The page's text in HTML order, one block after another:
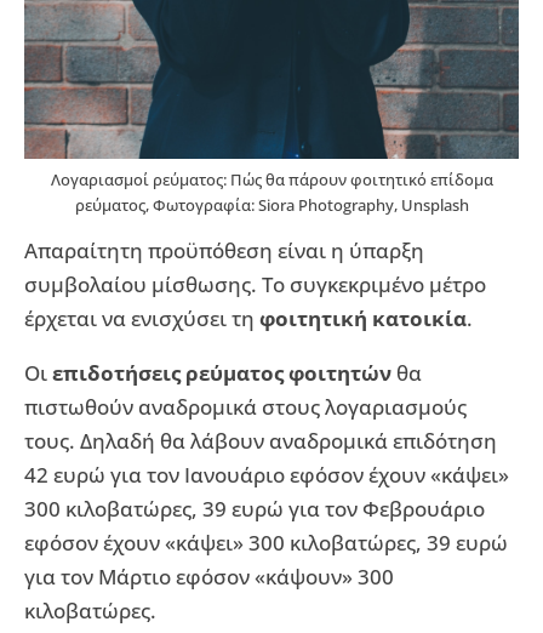
Λογαριασμοί ρεύματος: Πώς θα πάρουν φοιτητικό επίδομα
ρεύματος, Φωτογραφία: Siora Photography, Unsplash
Απαραίτητη προϋπόθεση είναι η ύπαρξη
συμβολαίου μίσθωσης. Το συγκεκριμένο μέτρο
έρχεται να ενισχύσει τη φοιτητική κατοικία.
Οιεπιδοτήσεις ρεύματος φοιτητών θα
πιστωθούν αναδρομικά στους λογαριασμούς
τους. Δηλαδή θα λάβουν αναδρομικά επιδότηση
42 ευρώ για τον Ιανουάριο εφόσον έχουν «κάψει»
300 κιλοβατώρες, 39 ευρώ για τον Φεβρουάριο
εφόσον έχουν «κάψει» 300 κιλοβατώρες, 39 ευρώ
για τον Μάρτιο εφόσον «κάψουν» 300
κιλοβατώρες.